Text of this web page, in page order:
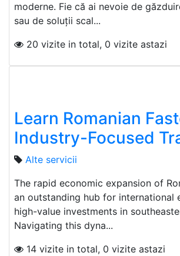
moderne. Fie că ai nevoie de
sau de soluții scal...
20 vizite in total, 0 vizite astazi
Learn Romanian
Industry-Focused
Alte servicii
The rapid economic expansion of
an outstanding hub for international
high-value investments in
Navigating this dyna...
14 vizite in total, 0 vizite astazi